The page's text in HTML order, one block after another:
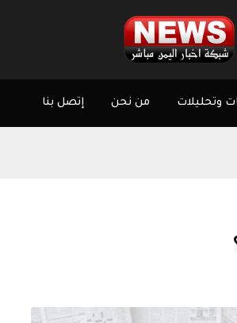
وتحليلات من نحن إتصل بنا